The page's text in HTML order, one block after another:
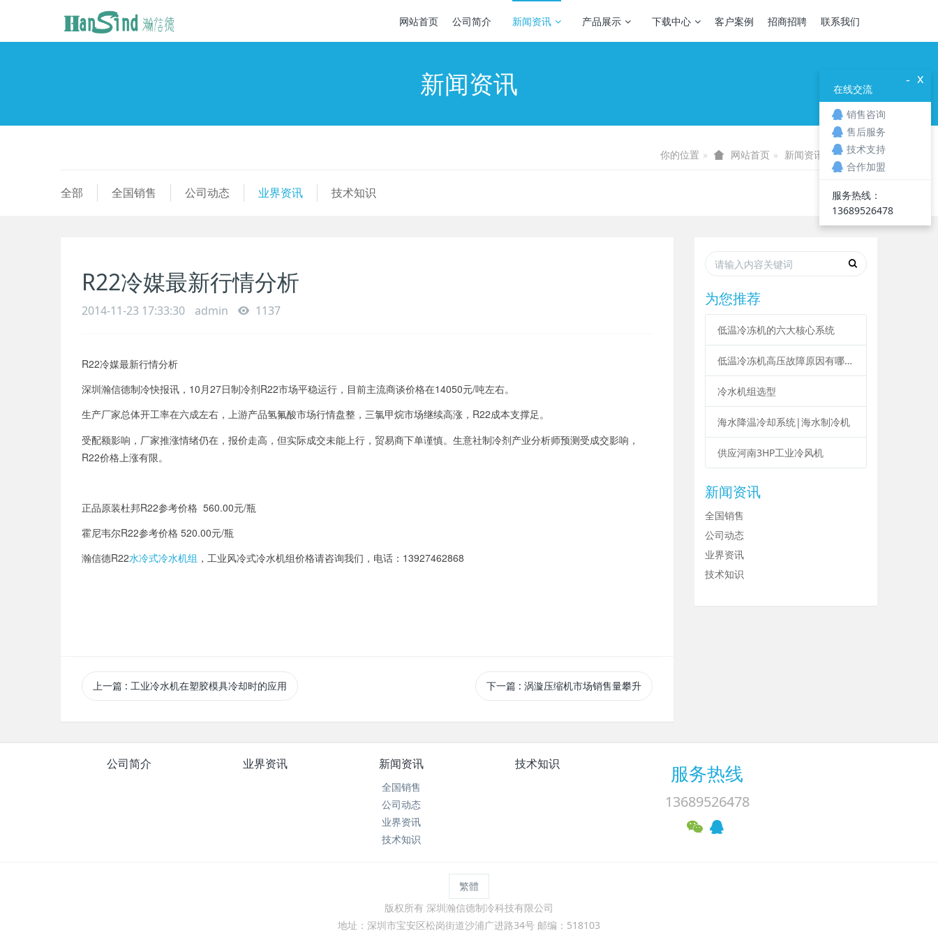
网站首页 公司简介 新闻资讯 产品展示 下载中心 客户案例 招商招聘 联系我们
新闻资讯
你的位置 网站首页 新闻资讯 业界资讯
全部 全国销售 公司动态 业界资讯 技术知识
R22冷媒最新行情分析
2014-11-23 17:33:30 admin 1137
R22冷媒最新行情分析
深圳瀚信德制冷快报讯，10月27日制冷剂R22市场平稳运行，目前主流商谈价格在14050元/吨左右。
生产厂家总体开工率在六成左右，上游产品氢氟酸市场行情盘整，三氯甲烷市场继续高涨，R22成本支撑足。
受配额影响，厂家推涨情绪仍在，报价走高，但实际成交未能上行，贸易商下单谨慎。生意社制冷剂产业分析师预测受成交影响，
R22价格上涨有限。
正品原装杜邦R22参考价格 560.00元/瓶
霍尼韦尔R22参考价格 520.00元/瓶
瀚信德R22水冷式冷水机组 ，工业风冷式冷水机组价格请咨询我们，电话：13927462868
上一篇 : 工业冷水机在塑胶模具冷却时的应用 下一篇 : 涡漩压缩机市场销售量攀升
为您推荐
低温冷冻机的六大核心系统
低温冷冻机高压故障原因有哪些？
冷水机组选型
海水降温冷却系统|海水制冷机
供应河南3HP工业冷风机
新闻资讯
全国销售
公司动态
业界资讯
技术知识
公司简介 业界资讯 新闻资讯
全国销售
公司动态
业界资讯
技术知识
技术知识 服务热线
13689526478
繁體
版权所有 深圳瀚信德制冷科技有限公司
地址：深圳市宝安区松岗街道沙浦广进路34号 邮编：518103
x
-
在线交流
销售咨询
售后服务
技术支持
合作加盟
服务热线：
13689526478